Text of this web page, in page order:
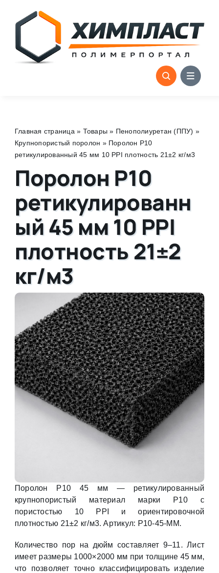
content
Главная страница » Товары » Пенополиуретан (ППУ) »
Крупнопористый поролон » Поролон P10
ретикулированный 45 мм 10 PPI плотность 21±2 кг/м3
Поролон P10
ретикулированн
ый 45 мм 10 PPI
плотность 21±2
кг/м3
Поролон P10 45 мм — ретикулированный
крупнопористый материал марки P10 с
пористостью 10 PPI и ориентировочной
плотностью 21±2 кг/м3. Артикул: P10-45-MM.
Количество пор на дюйм составляет 9–11. Лист
имеет размеры 1000×2000 мм при толщине 45 мм,
что позволяет точно классифицировать изделие